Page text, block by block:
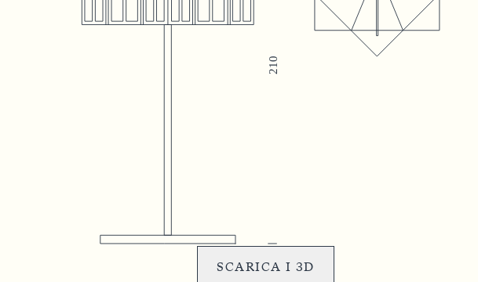
SCARICA I 3D